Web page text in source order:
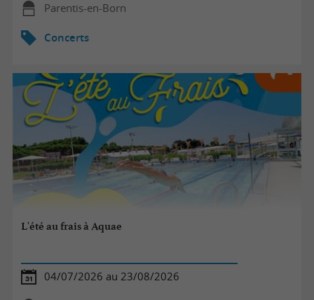
Parentis-en-Born
Concerts
L'été au frais à Aquae
04/07/2026 au 23/08/2026